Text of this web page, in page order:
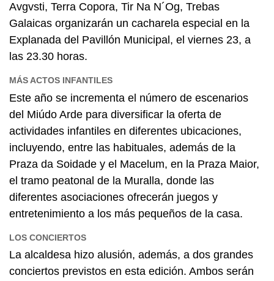
Avgvsti, Terra Copora, Tir Na N´Og, Trebas
Galaicas organizarán un cacharela especial en la
Explanada del Pavillón Municipal, el viernes 23, a
las 23.30 horas.
MÁS ACTOS INFANTILES
Este año se incrementa el número de escenarios
del Miúdo Arde para diversificar la oferta de
actividades infantiles en diferentes ubicaciones,
incluyendo, entre las habituales, además de la
Praza da Soidade y el Macelum, en la Praza Maior,
el tramo peatonal de la Muralla, donde las
diferentes asociaciones ofrecerán juegos y
entretenimiento a los más pequeños de la casa.
LOS CONCIERTOS
La alcaldesa hizo alusión, además, a dos grandes
conciertos previstos en esta edición. Ambos serán